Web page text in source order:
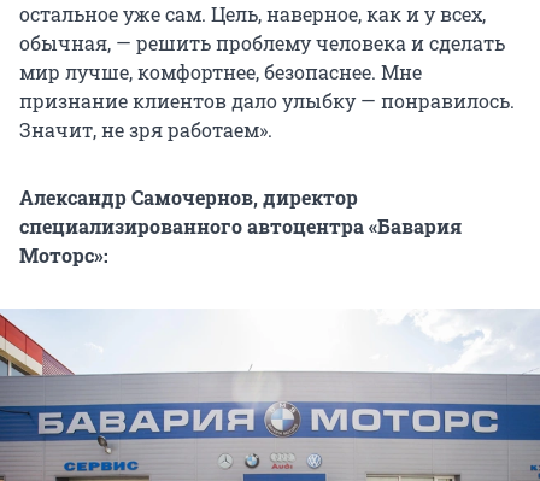
остальное уже сам. Цель, наверное, как и у всех,
обычная, — решить проблему человека и сделать
мир лучше, комфортнее, безопаснее. Мне
признание клиентов дало улыбку — понравилось.
Значит, не зря работаем».
Александр Самочернов, директор
специализированного автоцентра «Бавария
Моторс»: